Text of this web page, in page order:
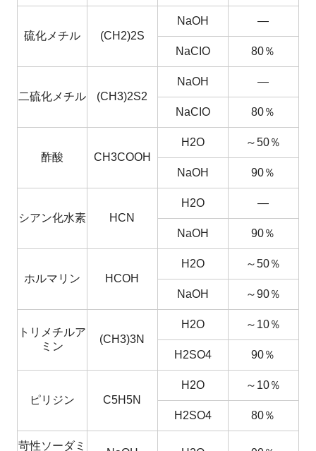
硫化メチル (CH2)2S
NaOH ―
NaCIO 80％
二硫化メチル (CH3)2S2
NaOH ―
NaCIO 80％
酢酸 CH3COOH
H2O ～50％
NaOH 90％
シアン化水素 HCN
H2O ―
NaOH 90％
ホルマリン HCOH
H2O ～50％
NaOH ～90％
トリメチルア
ミン
(CH3)3N
H2O ～10％
H2SO4 90％
ピリジン C5H5N
H2O ～10％
H2SO4 80％
苛性ソーダミ